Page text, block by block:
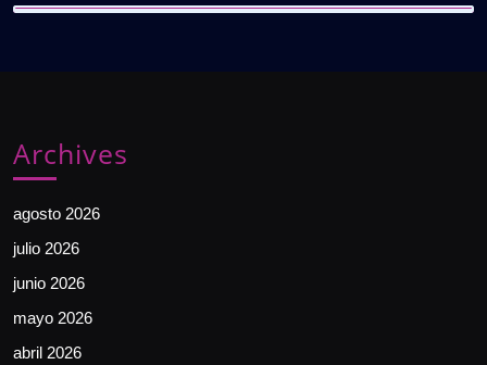
Archives
agosto 2026
julio 2026
junio 2026
mayo 2026
abril 2026